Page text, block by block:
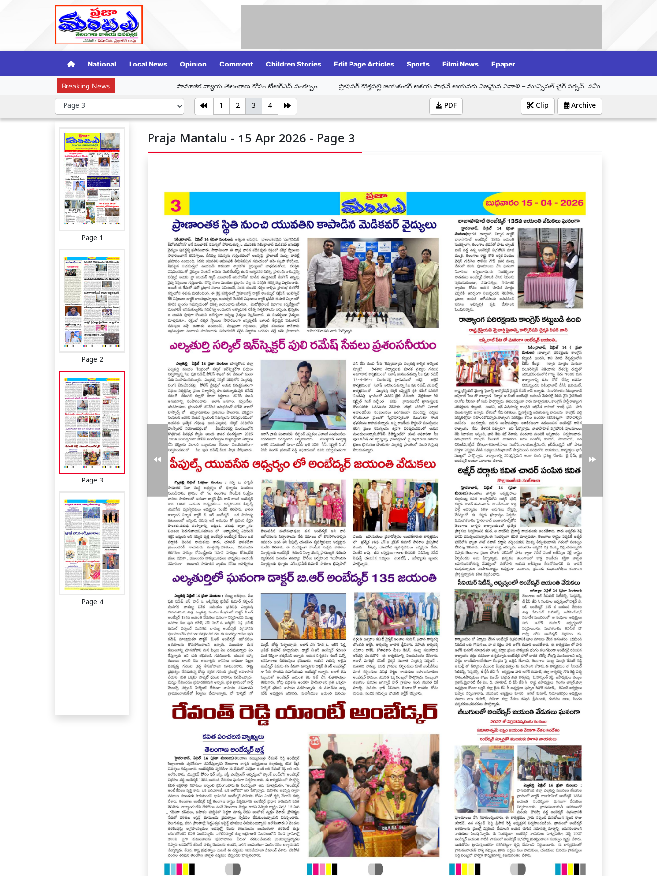
National Local News Opinion Comment Children Stories Edit Page Articles Sports Filmi News Epaper
Breaking News సామాజిక న్యాయ తెలంగాణ కోసం టీఆర్ఎస్ సంకల్పం ప్రొఫెసర్ కొత్తపల్లి జయశంకర్ ఆశయ సాధనే ఆయనకు నిజమైన నివాళి – మున్సిపల్ చైర్ పర్సన్ సమీండ్ల వాణి శ్రీనివాస్
1 2 3 4 PDF Archive
Clip
Page 1
Page 2
Page 3
Page 4
Praja Mantalu - 15 Apr 2026 - Page 3